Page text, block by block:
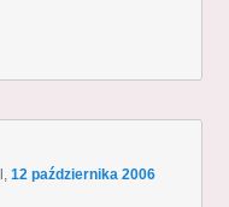
,12 października 2006